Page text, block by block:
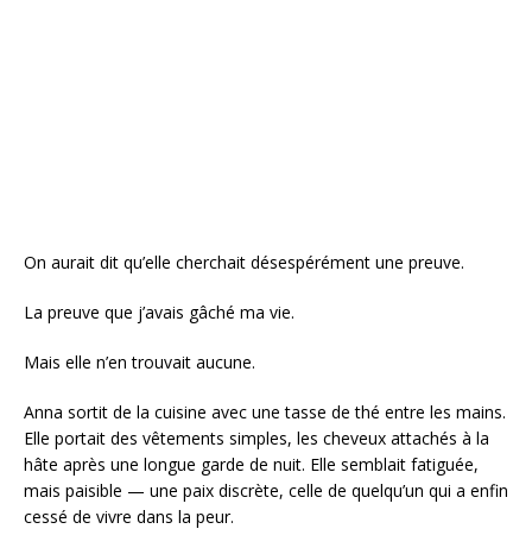
On aurait dit qu’elle cherchait désespérément une preuve.
La preuve que j’avais gâché ma vie.
Mais elle n’en trouvait aucune.
Anna sortit de la cuisine avec une tasse de thé entre les mains.
Elle portait des vêtements simples, les cheveux attachés à la
hâte après une longue garde de nuit. Elle semblait fatiguée,
mais paisible — une paix discrète, celle de quelqu’un qui a enfin
cessé de vivre dans la peur.